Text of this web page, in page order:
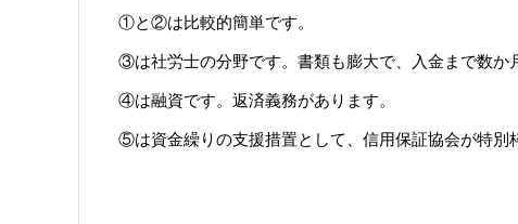
①と②は比較的簡単です。
③は社労士の分野です。書類も膨大で、入金まで数か
④は融資です。返済義務があります。
⑤は資金繰りの支援措置として、信用保証協会が特別